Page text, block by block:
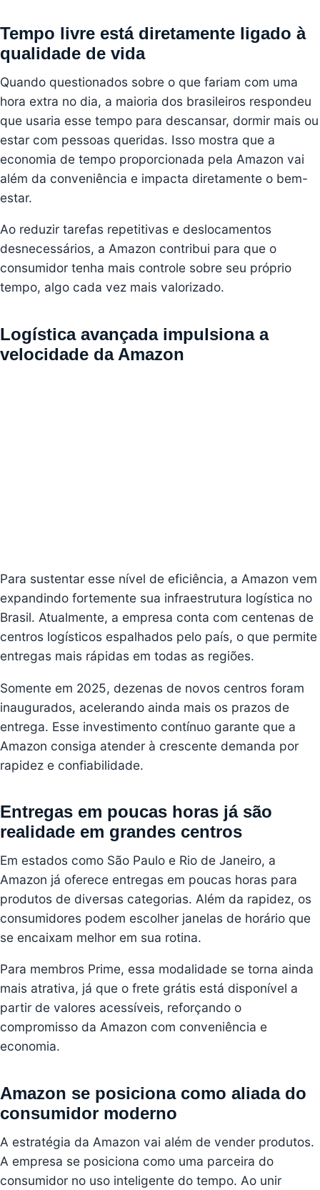
Tempo livre está diretamente ligado à
qualidade de vida
Quando questionados sobre o que fariam com uma
hora extra no dia, a maioria dos brasileiros respondeu
que usaria esse tempo para descansar, dormir mais ou
estar com pessoas queridas. Isso mostra que a
economia de tempo proporcionada pela Amazon vai
além da conveniência e impacta diretamente o bem-
estar.
Ao reduzir tarefas repetitivas e deslocamentos
desnecessários, a Amazon contribui para que o
consumidor tenha mais controle sobre seu próprio
tempo, algo cada vez mais valorizado.
Logística avançada impulsiona a
velocidade da Amazon
Para sustentar esse nível de eficiência, a Amazon vem
expandindo fortemente sua infraestrutura logística no
Brasil. Atualmente, a empresa conta com centenas de
centros logísticos espalhados pelo país, o que permite
entregas mais rápidas em todas as regiões.
Somente em 2025, dezenas de novos centros foram
inaugurados, acelerando ainda mais os prazos de
entrega. Esse investimento contínuo garante que a
Amazon consiga atender à crescente demanda por
rapidez e confiabilidade.
Entregas em poucas horas já são
realidade em grandes centros
Em estados como São Paulo e Rio de Janeiro, a
Amazon já oferece entregas em poucas horas para
produtos de diversas categorias. Além da rapidez, os
consumidores podem escolher janelas de horário que
se encaixam melhor em sua rotina.
Para membros Prime, essa modalidade se torna ainda
mais atrativa, já que o frete grátis está disponível a
partir de valores acessíveis, reforçando o
compromisso da Amazon com conveniência e
economia.
Amazon se posiciona como aliada do
consumidor moderno
A estratégia da Amazon vai além de vender produtos.
A empresa se posiciona como uma parceira do
consumidor no uso inteligente do tempo. Ao unir